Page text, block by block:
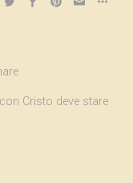
Cristo deve stare